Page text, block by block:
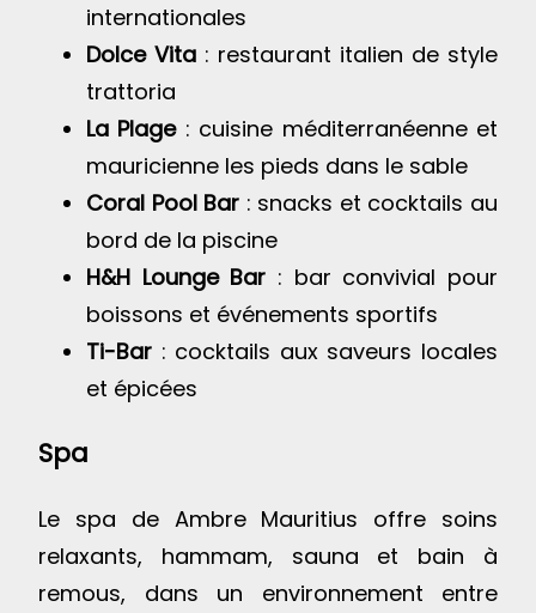
internationales
Dolce Vita : restaurant italien de style
trattoria
La Plage: cuisine méditerranéenne et
mauricienne les pieds dans le sable
Coral Pool Bar : snacks et cocktails au
bord de la piscine
H&H Lounge Bar : bar convivial pour
boissons et événements sportifs
Ti-Bar : cocktails aux saveurs locales
et épicées
Spa
Le spa de Ambre Mauritius offre soins
relaxants, hammam, sauna et bain à
remous, dans un environnement entre